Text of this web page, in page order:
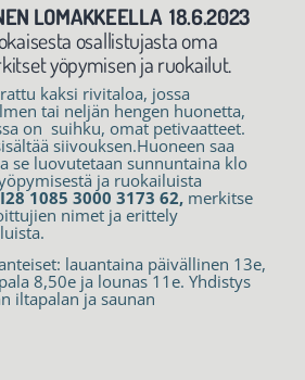
LOMAKKEELLA 18.6.2023
osallistujasta oma
yöpymisen ja ruokailut.
kaksi rivitaloa, jossa
tai neljän hengen huonetta,
on suihku, omat petivaatteet.
siivouksen.Huoneen saa
se luovutetaan sunnuntaina klo
ja ruokailuista
1085 3000 3173 62, merkitse
nimet ja erittely
lauantaina päivällinen 13e,
8,50e ja lounas 11e. Yhdistys
iltapalan ja saunan